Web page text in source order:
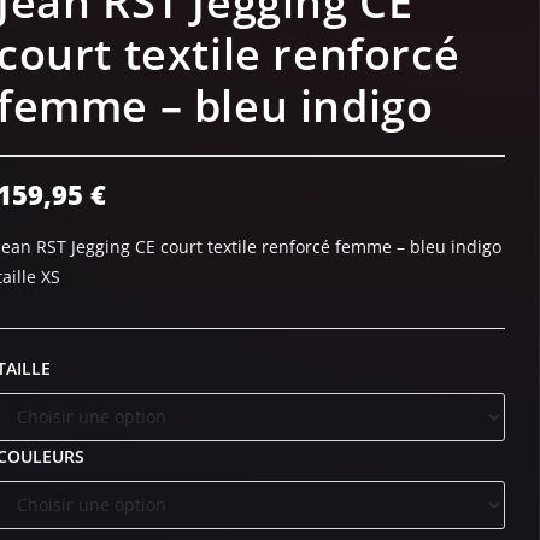
textile renforcé
– bleu indigo
€
RST Jegging CE court textile renforcé femme – bleu indigo
XS